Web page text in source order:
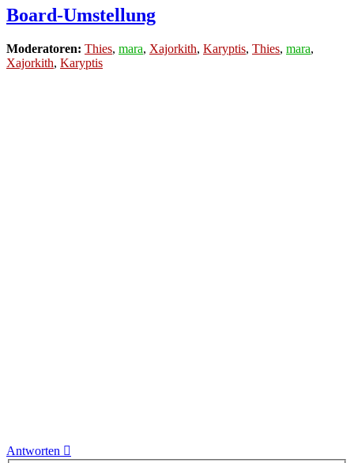
Board-Umstellung
Moderatoren: Thies, mara, Xajorkith, Karyptis, Thies, mara,
Xajorkith, Karyptis
Antworten